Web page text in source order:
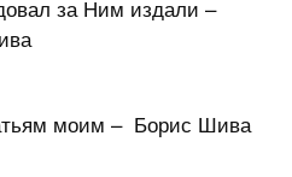
за Ним издали –
моим – Борис Шива